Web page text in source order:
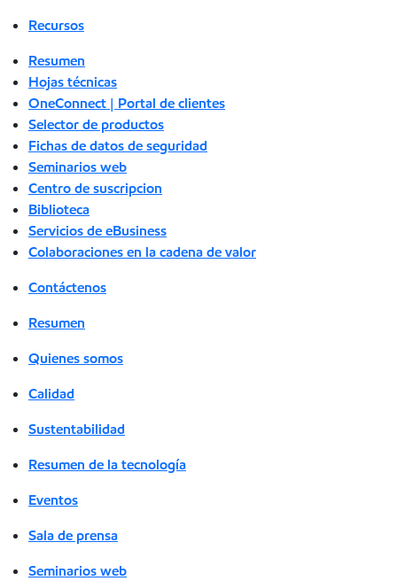
Recursos
Resumen
Hojas técnicas
OneConnect | Portal de clientes
Selector de productos
Fichas de datos de seguridad
Seminarios web
Centro de suscripcion
Biblioteca
Servicios de eBusiness
Colaboraciones en la cadena de valor
Contáctenos
Resumen
Quienes somos
Calidad
Sustentabilidad
Resumen de la tecnología
Eventos
Sala de prensa
Seminarios web